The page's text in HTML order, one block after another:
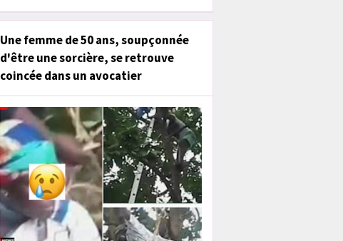
Une femme de 50 ans, soupçonnée
d'être une sorcière, se retrouve
coincée dans un avocatier